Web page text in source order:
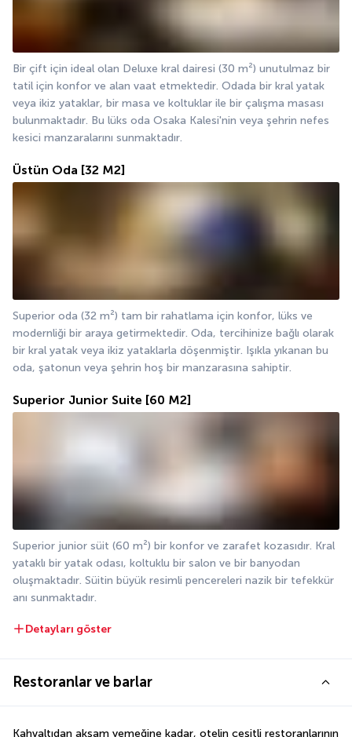
Bir çift için ideal olan Deluxe kral dairesi (30 m²) unutulmaz bir
tatil için konfor ve alan vaat etmektedir. Odada bir kral yatak
veya ikiz yataklar, bir masa ve koltuklar ile bir çalışma masası
bulunmaktadır. Bu lüks oda Osaka Kalesi'nin veya şehrin nefes
kesici manzaralarını sunmaktadır.
Üstün Oda [32 M2]
Superior oda (32 m²) tam bir rahatlama için konfor, lüks ve
modernliği bir araya getirmektedir. Oda, tercihinize bağlı olarak
bir kral yatak veya ikiz yataklarla döşenmiştir. Işıkla yıkanan bu
oda, şatonun veya şehrin hoş bir manzarasına sahiptir.
Superior Junior Suite [60 M2]
Superior junior süit (60 m²) bir konfor ve zarafet kozasıdır. Kral
yataklı bir yatak odası, koltuklu bir salon ve bir banyodan
oluşmaktadır. Süitin büyük resimli pencereleri nazik bir tefekkür
anı sunmaktadır.
Detayları göster
Restoranlar ve barlar
Kahvaltıdan akşam yemeğine kadar, otelin çeşitli restoranlarının